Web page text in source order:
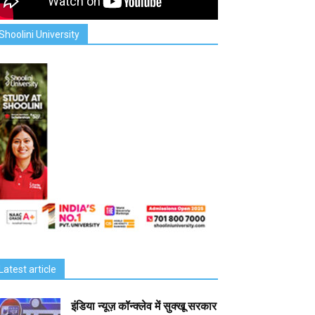
University
article
इंडिया न्यूज़ कॉन्क्लेव में सुक्खू सरकार